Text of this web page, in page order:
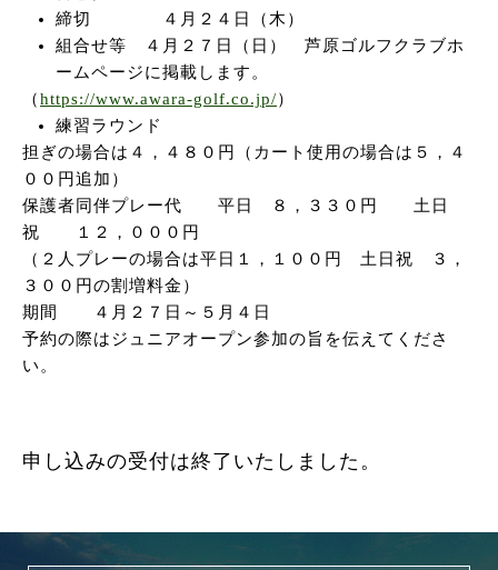
締切 ４月２４日（木）
組合せ等 ４月２７日（日） 芦原ゴルフクラブホ
ームページに掲載します。
（https://www.awara-golf.co.jp/）
練習ラウンド
担ぎの場合は４，４８０円（カート使用の場合は５，４
００円追加）
保護者同伴プレー代 平日 ８，３３０円 土日
祝 １２，０００円
（２人プレーの場合は平日１，１００円 土日祝 ３，
３００円の割増料金）
期間 ４月２７日～５月４日
予約の際はジュニアオープン参加の旨を伝えてくださ
い。
申し込みの受付は終了いたしました。